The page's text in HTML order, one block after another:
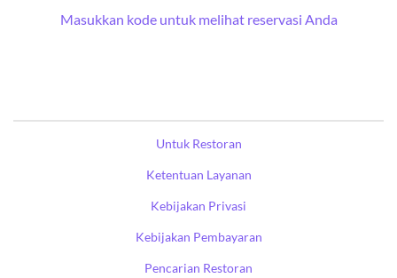
Masukkan kode untuk melihat reservasi Anda
Untuk Restoran
Ketentuan Layanan
Kebijakan Privasi
Kebijakan Pembayaran
Pencarian Restoran